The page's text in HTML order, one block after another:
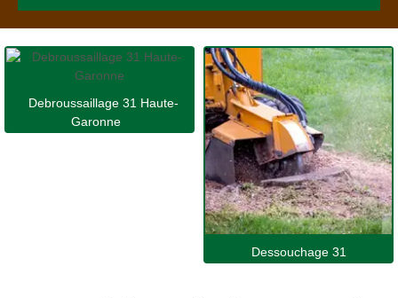
Debroussaillage 31 Haute-
Garonne
Dessouchage 31